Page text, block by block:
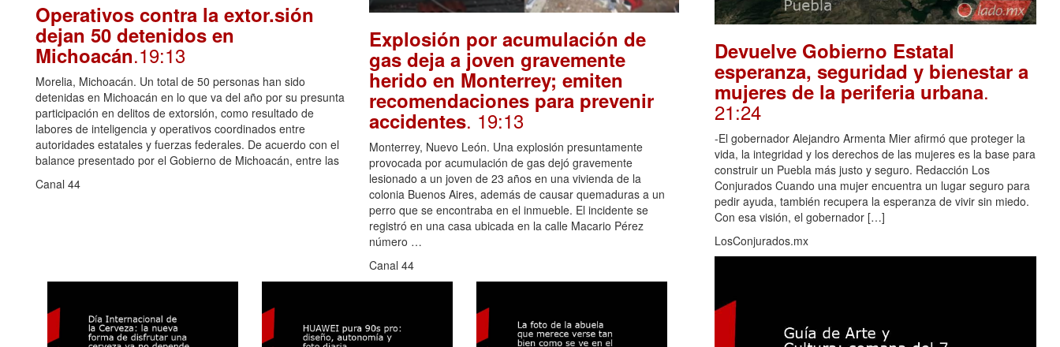
Operativos contra la extor.sión
dejan 50 detenidos en
Michoacán.19:13
Morelia, Michoacán. Un total de 50 personas han sido
detenidas en Michoacán en lo que va del año por su presunta
participación en delitos de extorsión, como resultado de
labores de inteligencia y operativos coordinados entre
autoridades estatales y fuerzas federales. De acuerdo con el
balance presentado por el Gobierno de Michoacán, entre las
Canal 44
Explosión por acumulación de
gas deja a joven gravemente
herido en Monterrey; emiten
recomendaciones para prevenir
accidentes. 19:13
Monterrey, Nuevo León. Una explosión presuntamente
provocada por acumulación de gas dejó gravemente
lesionado a un joven de 23 años en una vivienda de la
colonia Buenos Aires, además de causar quemaduras a un
perro que se encontraba en el inmueble. El incidente se
registró en una casa ubicada en la calle Macario Pérez
número …
Canal 44
Devuelve Gobierno Estatal
esperanza, seguridad y bienestar a
mujeres de la periferia urbana.
21:24
-El gobernador Alejandro Armenta Mier afirmó que proteger la
vida, la integridad y los derechos de las mujeres es la base para
construir un Puebla más justo y seguro. Redacción Los
Conjurados Cuando una mujer encuentra un lugar seguro para
pedir ayuda, también recupera la esperanza de vivir sin miedo.
Con esa visión, el gobernador […]
LosConjurados.mx